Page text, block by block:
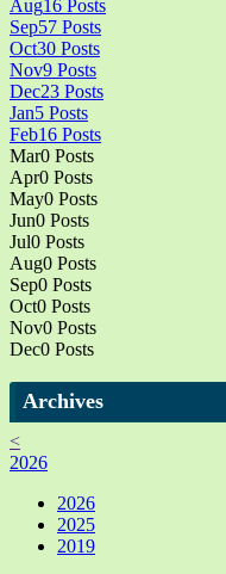
Aug16 Posts
Sep57 Posts
Oct30 Posts
Nov9 Posts
Dec23 Posts
Jan5 Posts
Feb16 Posts
Mar0 Posts
Apr0 Posts
May0 Posts
Jun0 Posts
Jul0 Posts
Aug0 Posts
Sep0 Posts
Oct0 Posts
Nov0 Posts
Dec0 Posts
Archives
<
2026
2026
2025
2019